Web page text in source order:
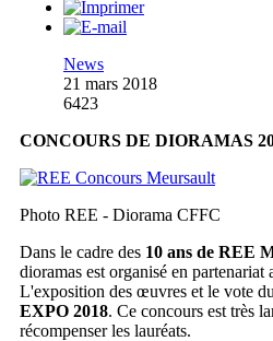
News
21 mars 2018
6423
CONCOURS DE DIORAMAS
Photo REE - Diorama CFFC
Dans le cadre des 10 ans de REE
dioramas est organisé en
L'exposition des œuvres et le vote
EXPO 2018. Ce concours est très
récompenser les lauréats.